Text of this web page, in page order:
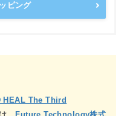
ピング
HEAL The Third